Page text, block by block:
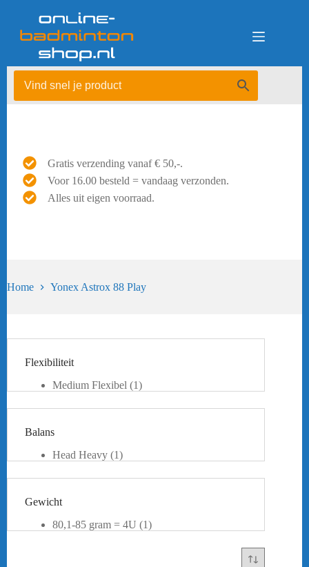
Gratis verzending vanaf € 50,-.
Voor 16.00 besteld = vandaag verzonden.
Alles uit eigen voorraad.
Home Yonex Astrox 88 Play
Flexibiliteit
Medium Flexibel (1)
Balans
Head Heavy (1)
Gewicht
80,1-85 gram = 4U (1)